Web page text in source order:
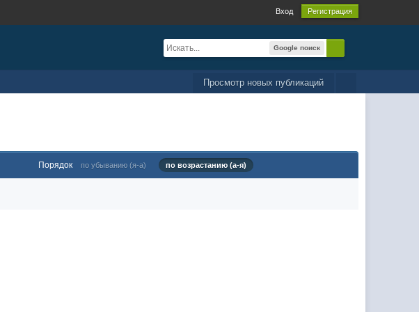
Вход Регистрация
Google поиск
Просмотр новых публикаций
Порядок по убыванию (я-а) по возрастанию (а-я)